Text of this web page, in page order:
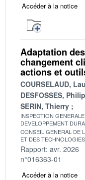
Accéder à la notice
Adaptation
changement
actions et
COURSELAUD,
DESFOSSES,
SERIN, Thierry
INSPECTION
DEVELOPPEMENT
CONSEIL GENERAL DE
ET DES
Rapport: avr. 2026
n°016363-01
Accéder à la notice